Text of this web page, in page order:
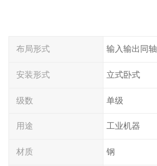
布局形式 输入输出同轴
安装形式 立式卧式
级数 单级
用途 工业机器
材质 钢